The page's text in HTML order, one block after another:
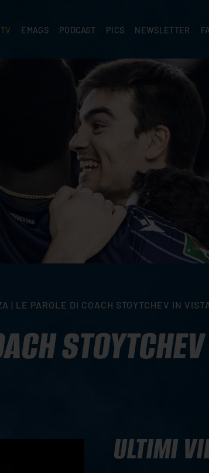
TV EMAGS PODCAST PICS NEWSLETTER
| LE PAROLE DI COACH STOYTCHEV IN
ULTIMI